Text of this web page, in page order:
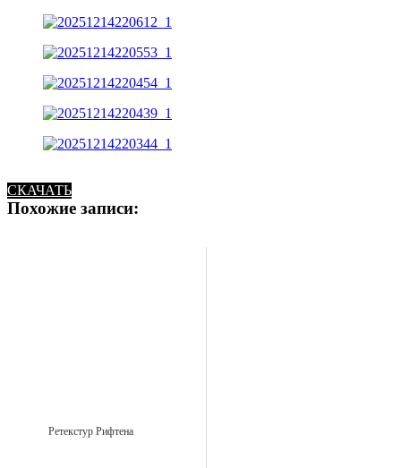
СКАЧАТЬ
Похожие записи:
Ретекстур Рифтена